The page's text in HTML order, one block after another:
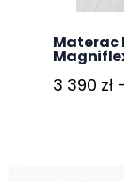
Materac
3 390 zł